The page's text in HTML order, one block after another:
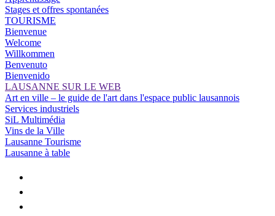
Stages et offres spontanées
TOURISME
Bienvenue
Welcome
Willkommen
Benvenuto
Bienvenido
LAUSANNE SUR LE WEB
Art en ville – le guide de l'art dans l'espace public lausannois
Services industriels
SiL Multimédia
Vins de la Ville
Lausanne Tourisme
Lausanne à table